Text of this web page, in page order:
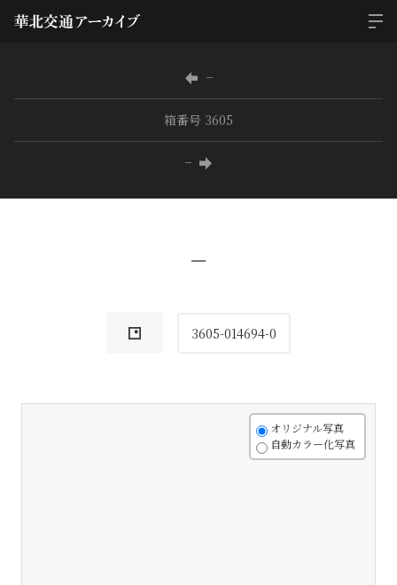
−
箱番号 3605
−
−
3605-014694-0
オリジナル写真
自動カラー化写真